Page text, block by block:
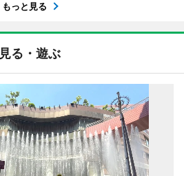
もっと見る
見る・遊ぶ